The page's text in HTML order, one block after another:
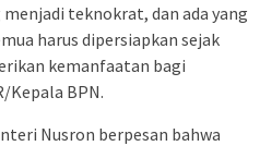
teknokrat, dan ada yang
harus dipersiapkan sejak
kemanfaatan bagi
Kepala BPN.
Nusron berpesan bahwa